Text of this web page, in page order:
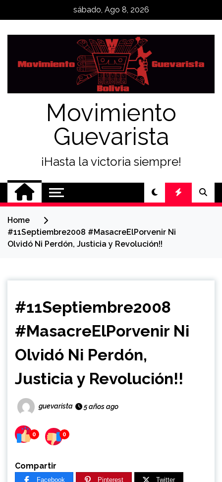
sábado, Ago 8, 2026
Movimiento
Guevarista
¡Hasta la victoria siempre!
Home
#11Septiembre2008 #MasacreElPorvenir Ni
Olvidó Ni Perdón, Justicia y Revolución!!
#11Septiembre2008
#MasacreElPorvenir Ni
Olvidó Ni Perdón,
Justicia y Revolución!!
guevarista 5 años ago
0 0
Compartir
Facebook Pinterest Twitter